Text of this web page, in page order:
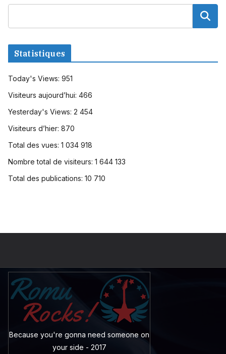
Statistiques
Today's Views: 951
Visiteurs aujourd’hui: 466
Yesterday's Views: 2 454
Visiteurs d’hier: 870
Total des vues: 1 034 918
Nombre total de visiteurs: 1 644 133
Total des publications: 10 710
Because you're gonna need someone on
your side - 2017